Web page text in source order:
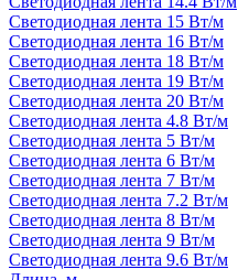
Светодиодная лента 15 Вт/м
Светодиодная лента 16 Вт/м
Светодиодная лента 18 Вт/м
Светодиодная лента 19 Вт/м
Светодиодная лента 20 Вт/м
Светодиодная лента 4.8 Вт/м
Светодиодная лента 5 Вт/м
Светодиодная лента 6 Вт/м
Светодиодная лента 7 Вт/м
Светодиодная лента 7.2 Вт/м
Светодиодная лента 8 Вт/м
Светодиодная лента 9 Вт/м
Светодиодная лента 9.6 Вт/м